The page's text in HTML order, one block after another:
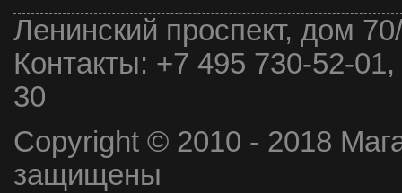
Ленинский проспект, дом
Контакты: +7 495 730-52-
30
Copyright © 2010 - 2018
защищены